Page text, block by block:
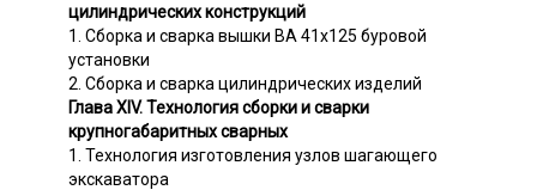
цилиндрических конструкций
1. Сборка и сварка вышки ВА 41х125 буровой
установки
2. Сборка и сварка цилиндрических изделий
Глава XIV. Технология сборки и сварки
крупногабаритных сварных
1. Технология изготовления узлов шагающего
экскаватора